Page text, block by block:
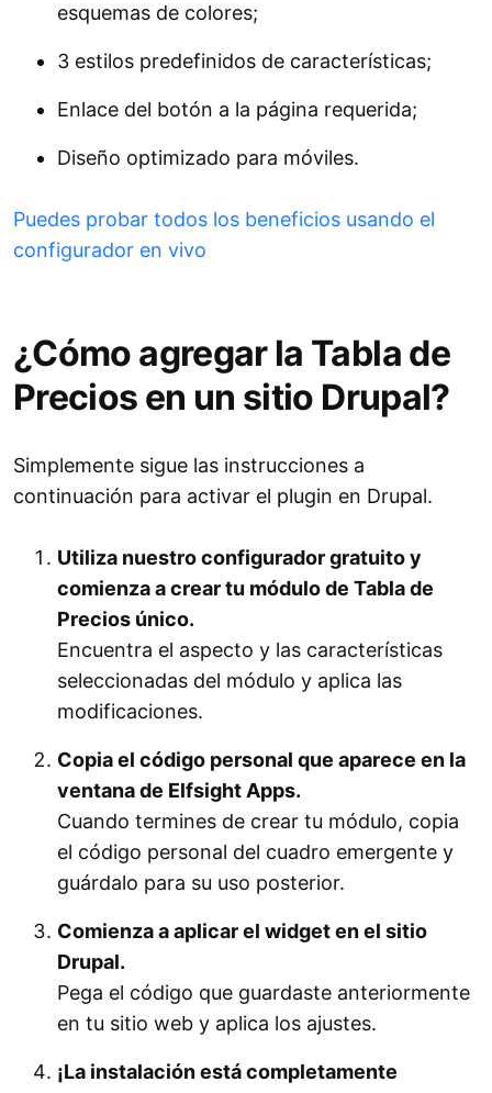
esquemas de colores;
3 estilos predefinidos de características;
Enlace del botón a la página requerida;
Diseño optimizado para móviles.
Puedes probar todos los beneficios usando el
configurador en vivo
¿Cómo agregar la Tabla de
Precios en un sitio Drupal?
Simplemente sigue las instrucciones a
continuación para activar el plugin en Drupal.
Utiliza nuestro configurador gratuito y
comienza a crear tu módulo de Tabla de
Precios único.
Encuentra el aspecto y las características
seleccionadas del módulo y aplica las
modificaciones.
Copia el código personal que aparece en la
ventana de Elfsight Apps.
Cuando termines de crear tu módulo, copia
el código personal del cuadro emergente y
guárdalo para su uso posterior.
Comienza a aplicar el widget en el sitio
Drupal.
Pega el código que guardaste anteriormente
en tu sitio web y aplica los ajustes.
¡La instalación está completamente